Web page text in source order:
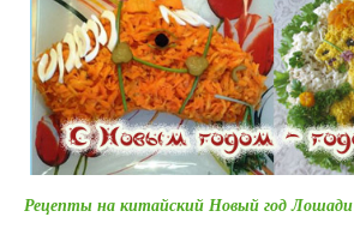
Рецепты на китайский Новый год Лошади